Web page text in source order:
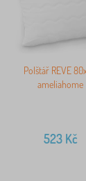
Polštář REVE
ameliahome
523Kč